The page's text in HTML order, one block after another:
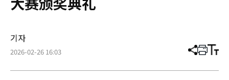
기자
2026-02-26 16:03 分
章
打 调
小